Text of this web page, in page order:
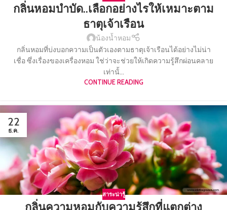
กลิ่นหอมบำบัด..เลือกอย่างไรให้เหมาะตาม
ธาตุเจ้าเรือน
น้องน้ำหอม
กลิ่นหอมที่บ่งบอกความเป็นตัวเองตามธาตุเจ้าเรือนได้อย่างไม่น่า
เชื่อ ซึ่งเรื่องของเครื่องหอม ใช่ว่าจะช่วยให้เกิดความรู้สึกผ่อนคลาย
เท่านั้...
CONTINUE READING
22
ธ.ค.
สาระน่ารู้